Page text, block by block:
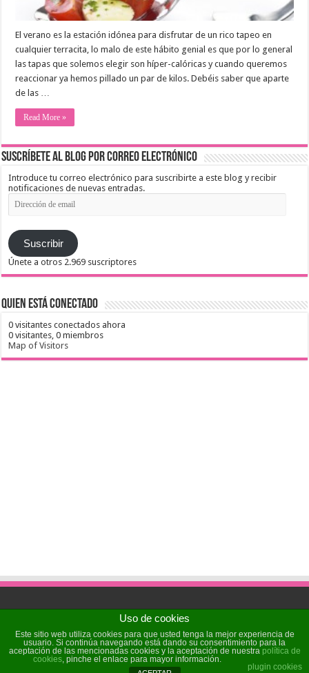
El verano es la estación idónea para disfrutar de un rico tapeo en
cualquier terracita, lo malo de este hábito genial es que por lo general
las tapas que solemos elegir son híper-calóricas y cuando queremos
reaccionar ya hemos pillado un par de kilos. Debéis saber que aparte
de las …
Read More »
Suscríbete al blog por correo electrónico
Introduce tu correo electrónico para suscribirte a este blog y recibir
notificaciones de nuevas entradas.
Dirección
de
Suscribir
Únete a otros 2.969 suscriptores
Quien está conectado
0 visitantes conectados ahora
0 visitantes, 0 miembros
Map of Visitors
Powered bySochicat| Designed bySochicat
© Copyright 2026, All Rights Reserved
Uso de cookies
Este sitio web utiliza cookies para que usted tenga la mejor experiencia de
usuario. Si continúa navegando está dando su consentimiento para la
aceptación de las mencionadas cookies y la aceptación de nuestra política de
cookies, pinche el enlace para mayor información.
plugin cookies